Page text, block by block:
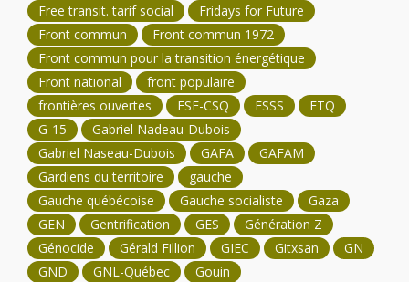
Free transit. tarif social
Fridays for Future
Front commun
Front commun 1972
Front commun pour la transition énergétique
Front national
front populaire
frontières ouvertes
FSE-CSQ FSSS
FTQ
G-15
Gabriel Nadeau-Dubois
Gabriel Naseau-Dubois
GAFA
GAFAM
Gardiens du territoire
gauche
Gauche québécoise
Gauche socialiste
Gaza
GEN
Gentrification GES
Génération Z
Génocide
Gérald Fillion GIEC Gitxsan
GN
GND
GNL-Québec
Gouin